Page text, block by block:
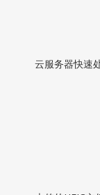
云服务器快速